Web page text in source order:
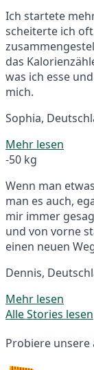
Ich startete
scheiterte ich
das
was ich esse
mich.
Sophia,
Mehr lesen
-50 kg
Wenn man
man es auch,
mir immer
und von vorne
einen neuen
Dennis,
Mehr lesen
Alle Stories lesen
Probiere unsere